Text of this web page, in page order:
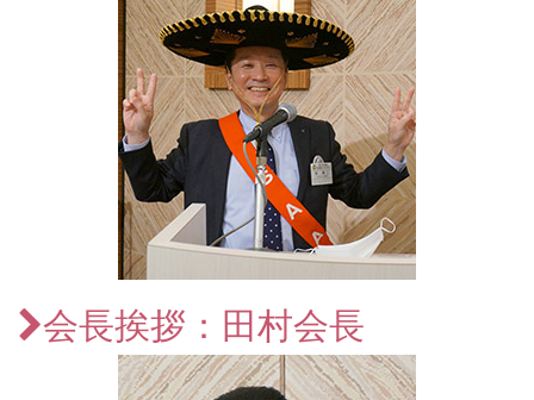
会長挨拶：田村会長